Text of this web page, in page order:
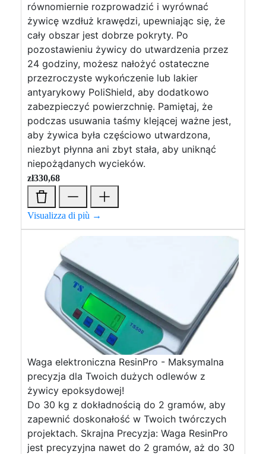
równomiernie rozprowadzić i wyrównać
żywicę wzdłuż krawędzi, upewniając się, że
cały obszar jest dobrze pokryty. Po
pozostawieniu żywicy do utwardzenia przez
24 godziny, możesz nałożyć ostateczne
przezroczyste wykończenie lub lakier
antyarykowy PoliShield, aby dodatkowo
zabezpieczyć powierzchnię. Pamiętaj, że
podczas usuwania taśmy klejącej ważne jest,
aby żywica była częściowo utwardzona,
niezbyt płynna ani zbyt stała, aby uniknąć
niepożądanych wycieków.
zł330,68
Visualizza di più →
Waga elektroniczna ResinPro - Maksymalna
precyzja dla Twoich dużych odlewów z
żywicy epoksydowej!
Do 30 kg z dokładnością do 2 gramów, aby
zapewnić doskonałość w Twoich twórczych
projektach. Skrajna Precyzja: Waga ResinPro
jest precyzyjna nawet do 2 gramów, aż do 30